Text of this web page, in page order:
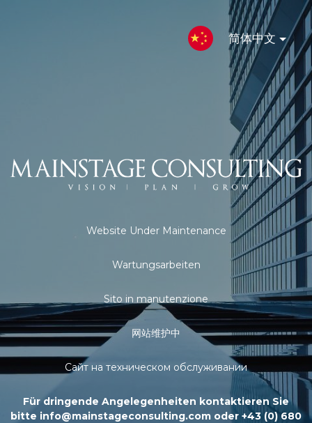
简体中文
Website Under Maintenance
Wartungsarbeiten
Sito in manutenzione
网站维护中
Сайт на техническом обслуживании
Für dringende Angelegenheiten kontaktieren Sie
bitte info@mainstageconsulting.com oder +43 (0) 680